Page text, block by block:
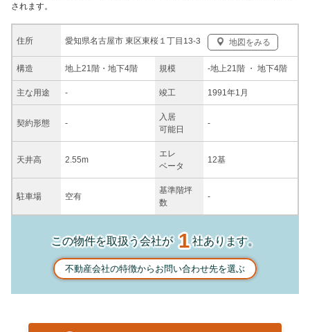
住所 愛知県名古屋市 東区東桜１丁目13-3 地図をみる
構造 地上21階・地下4階 規模 -地上21階 ・ 地下4階
主な用途 - 竣工 1991年1月
契約形態 -
入居
可能日
-
天井高 2.55m
エレ
ベータ
12基
駐車場 空有
基準階坪
数
-
されます。
この物件を取扱う会社が1社あります。
不動産会社の特徴からお問い合わせ先を選ぶ